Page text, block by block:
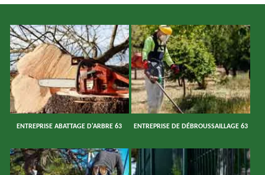
ENTREPRISE ABATTAGE D'ARBRE 63 ENTREPRISE DE DÉBROUSSAILLAGE 63